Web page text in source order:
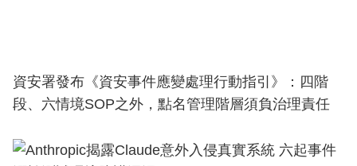
資安署發布《資安事件應變處理行動指引》：四階
段、六情境SOP之外，點名管理階層須負治理責任